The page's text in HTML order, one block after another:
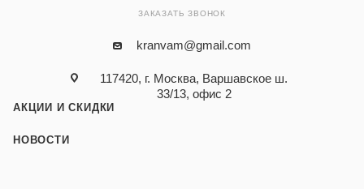
ЗАКАЗАТЬ ЗВОНОК
kranvam@gmail.com
117420, г. Москва, Варшавское ш.
33/13, офис 2
АКЦИИ И СКИДКИ
НОВОСТИ